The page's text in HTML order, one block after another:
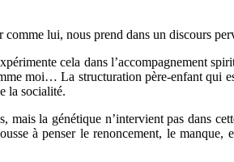
lui, nous prend dans un discours
cela dans l’accompagnement
moi… La structuration père-enfant qui
la socialité.
la génétique n’intervient pas dans
à penser le renoncement, le